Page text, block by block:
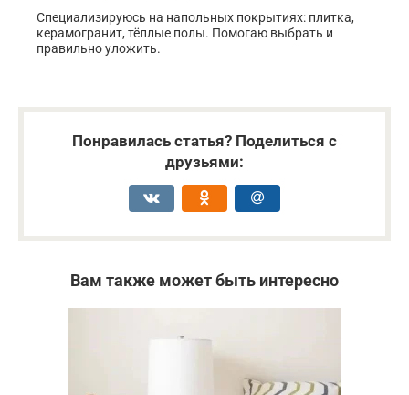
Специализируюсь на напольных покрытиях: плитка,
керамогранит, тёплые полы. Помогаю выбрать и
правильно уложить.
Понравилась статья? Поделиться с
друзьями:
Вам также может быть интересно